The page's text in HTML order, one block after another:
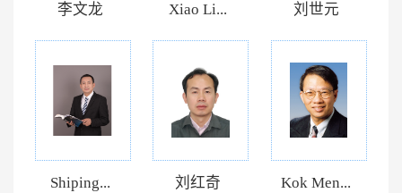
李文龙 Xiao Li... 刘世元
Shiping... 刘红奇 Kok Men...